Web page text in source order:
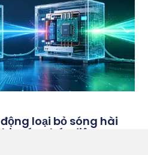
loại bỏ sóng hài
máy phát điện Var
suất